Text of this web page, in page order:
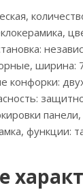
ширина:
конфорки:
функции: